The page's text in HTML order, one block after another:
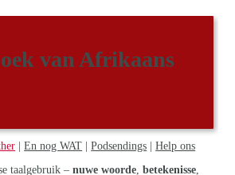
van Afrikaans
|En nog WAT |Podsendings |Help ons
taalgebruik –nuwe woorde ,betekenisse